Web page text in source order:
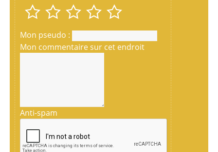
Mon pseudo :
Mon commentaire sur cet endroit
Anti-spam